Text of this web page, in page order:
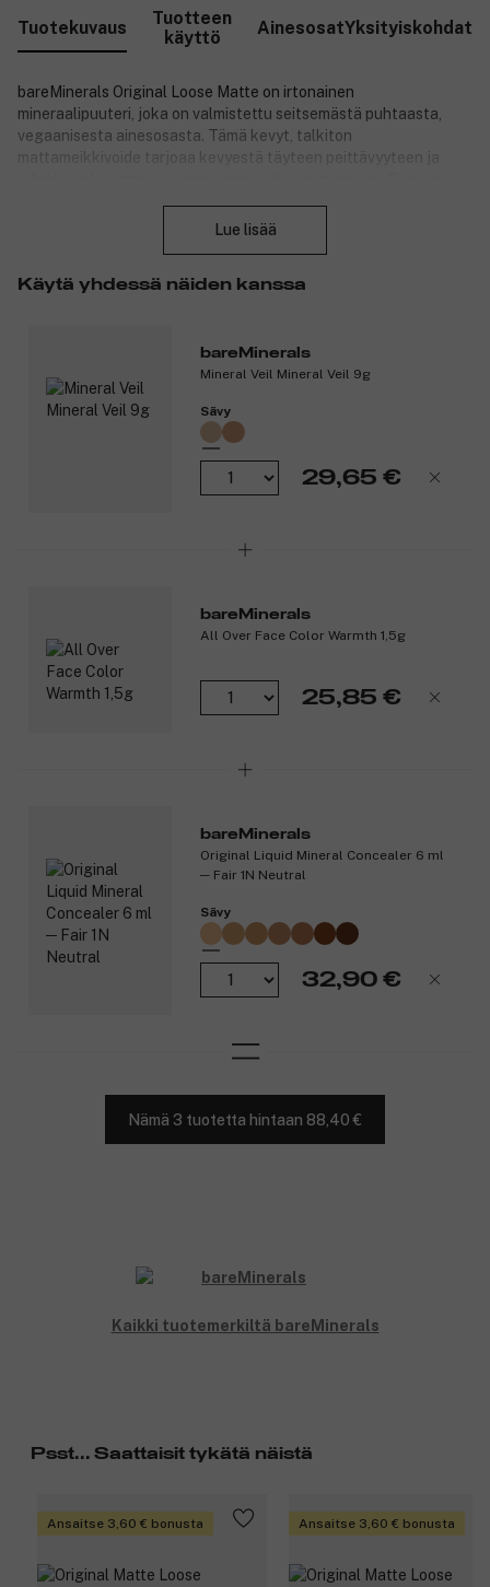
Tuotekuvaus
Tuotteen
käyttö
AinesosatYksityiskohdat
bareMinerals Original Loose Matte on irtonainen
mineraalipuuteri, joka on valmistettu seitsemästä puhtaasta,
vegaanisesta ainesosasta. Tämä kevyt, talkiton
mattameikkivoide tarjoaa kevyestä täyteen peittävyyteen ja
mattapintaisen lopputuloksen. Mineraalipuuteri vähentää kiiltoa
terveempää ihoa ajan myötä, eikä tuki huokosia, aiheuta
Lue lisää
Käytä yhdessä näiden kanssa
bareMinerals
Mineral Veil Mineral Veil 9g
Sävy
29,65 €
bareMinerals
All Over Face Color Warmth 1,5g
25,85 €
bareMinerals
Original Liquid Mineral Concealer 6 ml
─ Fair 1N Neutral
Sävy
32,90 €
Nämä 3 tuotetta hintaan 88,40 €
Kaikki tuotemerkiltä bareMinerals
Psst... Saattaisit tykätä näistä
Ansaitse 3,60 € bonusta Ansaitse 3,60 € bonusta